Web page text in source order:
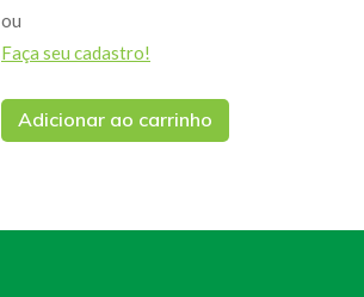
ou
Faça seu cadastro!
Adicionar ao carrinho